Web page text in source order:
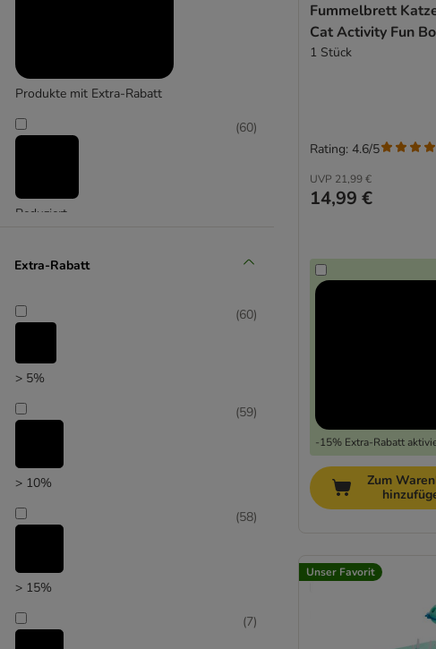
Produkte mit Extra-Rabatt
Reduziert
(60)
Unser Favorit
Extra-Rabatt
> 5%
(60)
> 10%
(59)
> 15%
(58)
(7)
Fummelbrett
Cat Activity Fun
1 Stück
UVP 21,99 €
14,99 €
-15% Extra-Rabatt
Rating: 4.6/5
Zum
Unser Favorit